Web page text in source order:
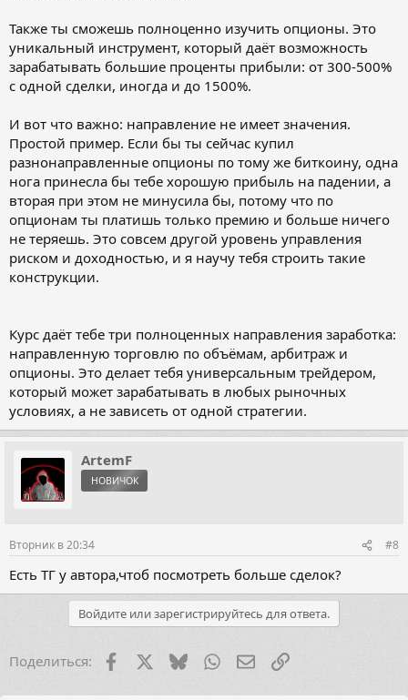
Также ты сможешь полноценно изучить опционы. Это
уникальный инструмент, который даёт возможность
зарабатывать большие проценты прибыли: от 300-500%
с одной сделки, иногда и до 1500%.
И вот что важно: направление не имеет значения.
Простой пример. Если бы ты сейчас купил
разнонаправленные опционы по тому же биткоину, одна
нога принесла бы тебе хорошую прибыль на падении, а
вторая при этом не минусила бы, потому что по
опционам ты платишь только премию и больше ничего
не теряешь. Это совсем другой уровень управления
риском и доходностью, и я научу тебя строить такие
конструкции.
Курс даёт тебе три полноценных направления заработка:
направленную торговлю по объёмам, арбитраж и
опционы. Это делает тебя универсальным трейдером,
который может зарабатывать в любых рыночных
условиях, а не зависеть от одной стратегии.
ArtemF
НОВИЧОК
Вторник в 20:34 #8
Есть ТГ у автора,чтоб посмотреть больше сделок?
Войдите или зарегистрируйтесь для ответа.
Поделиться: FacebookX (Twitter)
BlueskyWhatsAppЭлектронная почта
Ссылка